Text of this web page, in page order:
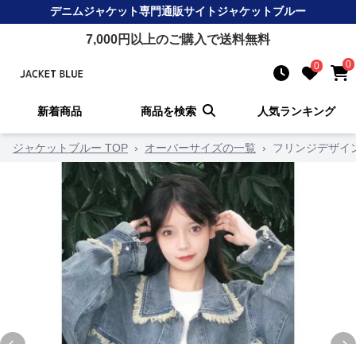
デニムジャケット専門通販サイトジャケットブルー
7,000円以上のご購入で送料無料
0 0
新着商品 商品を検索 人気ランキング
ジャケットブルー TOP › オーバーサイズの一覧 › フリンジデザイ